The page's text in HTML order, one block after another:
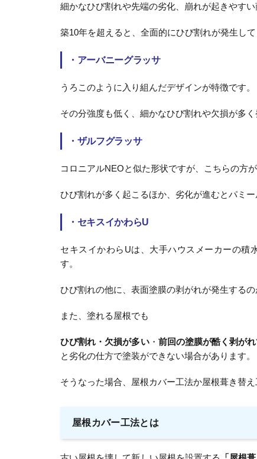
細かなひび割れや先端の劣化、崩れが起きやすい
築10年を超えると、全面的にひび割れが発生して
・ アーバニーグラッサ
うろこのように入り組んだデザインが特徴です。
その分強度も低く、細かなひび割れや欠損が多く
・ ザルフグラッサ
コロニアルNEOと似た形状ですが、こちらの方
ひび割れが多く起こるほか、劣化が進むとパミ
・ セキスイかわらU
セキスイかわらUは、大手ハウスメーカーの積
す。
ひび割れの他に、表面塗膜の剥がれが発生するの
また、塗れる屋根でも
ひび割れ・欠損が多い・ 前回の塗膜が酷く剥が
と劣化の仕方で塗装ができない場合があります。
そうなった場合、屋根カバー工法か屋根葺き替
屋根カバー工法とは